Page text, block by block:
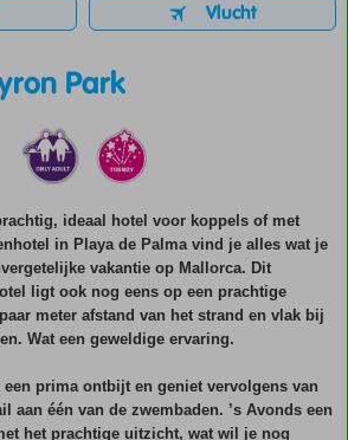
Vlucht
Park
ideaal hotel voor koppels of met
in Playa de Palma vind je alles wat je
vakantie op Mallorca. Dit
ligt ook nog eens op een prachtige
meter afstand van het strand en vlak bij
Wat een geweldige ervaring.
een prima ontbijt en geniet vervolgens van
aan één van de zwembaden. ’s Avonds een
het prachtige uitzicht, wat wil je nog